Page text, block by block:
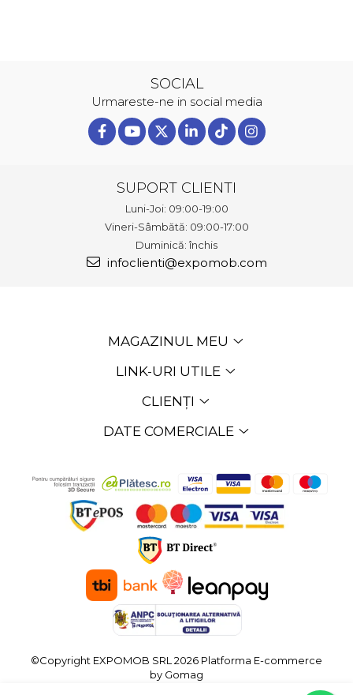
SOCIAL
Urmareste-ne in social media
SUPORT CLIENTI
Luni-Joi: 09:00-19:00
Vineri-Sâmbătă: 09:00-17:00
Duminică: închis
infoclienti@expomob.com
MAGAZINUL MEU
LINK-URI UTILE
CLIENȚI
DATE COMERCIALE
©Copyright EXPOMOB SRL 2026 Platforma E-commerce
by Gomag